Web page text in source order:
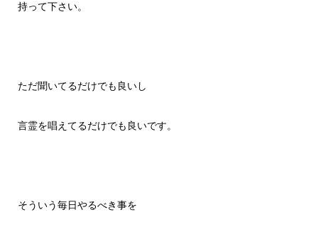
持って下さい。
ただ聞いてるだけでも良いし
言霊を唱えてるだけでも良いです。
そういう毎日やるべき事を